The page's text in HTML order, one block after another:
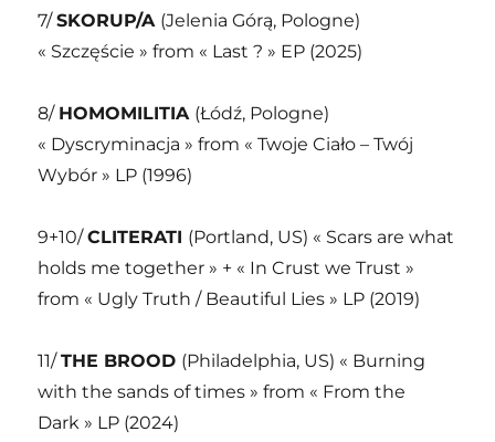
7/SKORUP/A (Jelenia Górą, Pologne)
« Szczęście » from « Last ? » EP (2025)
8/ HOMOMILITIA (Łódź, Pologne)
« Dyscryminacja » from « Twoje Ciało – Twój
Wybór » LP (1996)
9+10/CLITERATI (Portland, US) « Scars are what
holds me together » + « In Crust we Trust »
from « Ugly Truth / Beautiful Lies » LP (2019)
11/THE BROOD (Philadelphia, US) « Burning
with the sands of times » from « From the
Dark » LP (2024)